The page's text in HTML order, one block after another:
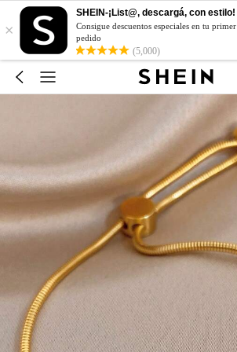
×
SHEIN-¡List@, descargá, con estilo!
Consigue descuentos especiales en tu primer
pedido
(5,000)